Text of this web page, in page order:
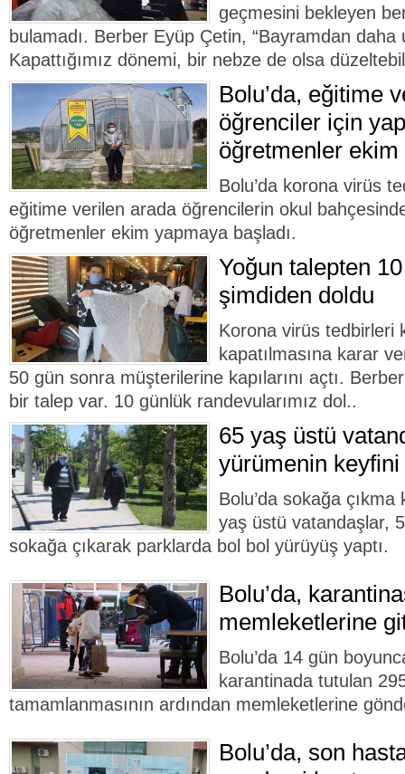
geçmesini bekleyen
bulamadı. Berber Eyüp Çetin, “Bayramdan daha
Kapattığımız dönemi, bir nebze de olsa
Bolu’da, eğitime
öğrenciler için
öğretmenler ekim
Bolu’da korona virüs
eğitime verilen arada öğrencilerin okul
öğretmenler ekim yapmaya başladı.
Yoğun talepten
şimdiden doldu
Korona virüs tedbirleri
kapatılmasına karar
50 gün sonra müşterilerine kapılarını açtı.
bir talep var. 10 günlük randevularımız dol..
65 yaş üstü
yürümenin keyfini
Bolu’da sokağa çıkma
yaş üstü vatandaşlar,
sokağa çıkarak parklarda bol bol yürüyüş yaptı.
Bolu’da,
memleketlerine
Bolu’da 14 gün
karantinada tutulan
tamamlanmasının ardından memleketlerine
Bolu’da, son